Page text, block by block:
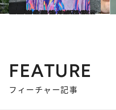
2023.8.8
事故物件住みます芸人・松原タニシ氏 身近な食べ物に潜む恐さを描いた 『恐い食べ物』から厳選恐怖【4選】
カルチャー
FEATURE
フィーチャー記事